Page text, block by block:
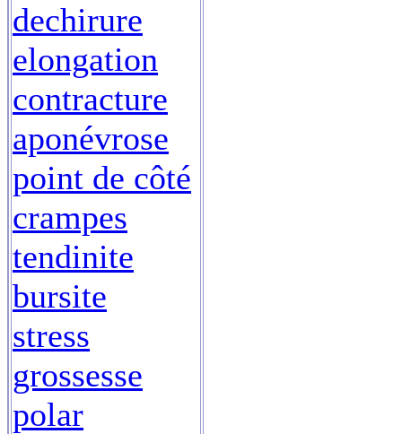
dechirure
elongation
contracture
aponévrose
point de côté
crampes
tendinite
bursite
stress
grossesse
polar